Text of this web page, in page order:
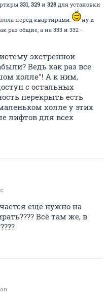
331, 329 и 328 для установки
перед квартирами.
ну и
раз общие, а на 333 и 332 -
экстренной
Ведь как раз все
холле"! А к ним,
с остальных
перекрыть есть
холле у этих
лифтов для всех
ещё нужно на
Всё там же, в